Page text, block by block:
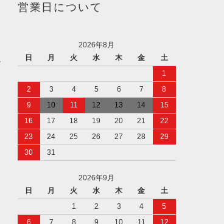
営業日について
2026年8月
日
月 火 水 木 金
土
1
2
3 4 5 6 7
8
9
10 11 12 13 14
15
16
17 18 19 20 21
22
23
24 25 26 27 28
29
30
31
2026年9月
日
月 火 水 木 金
土
1
2 3 4
5
6
7 8 9 10 11
12